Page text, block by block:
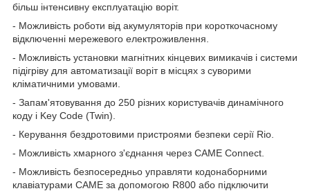
більш інтенсивну експлуатацію воріт.
- Можливість роботи від акумуляторів при короткочасному
відключенні мережевого електроживлення.
- Можливість установки магнітних кінцевих вимикачів і системи
підігріву для автоматизації воріт в місцях з суворими
кліматичними умовами.
- Запам'ятовування до 250 різних користувачів динамічного
коду і Key Code (Twin).
- Керування бездротовими пристроями безпеки серії Rio.
- Можливість хмарного з'єднання через CAME Connect.
- Можливість безпосередньо управляти кодонаборними
клавіатурами CAME за допомогою R800 або підключити